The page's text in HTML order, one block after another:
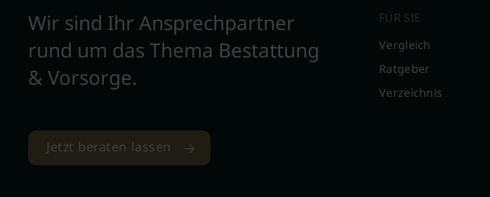
Wir sind Ihr Ansprechpartner
rund um das Thema Bestattung
& Vorsorge.
Jetzt beraten lassen
FÜR SIE
Vergleich
Ratgeber
Verzeichnis